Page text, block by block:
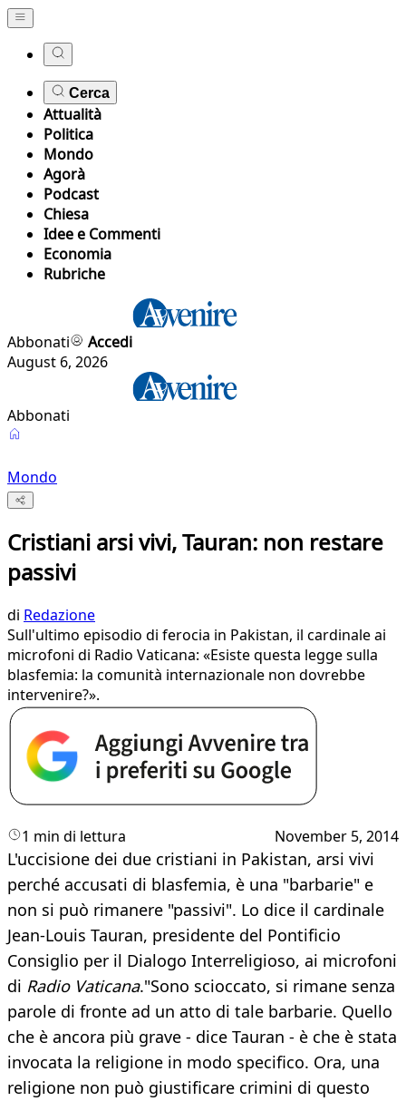
Cerca
Attualità
Politica
Mondo
Agorà
Podcast
Chiesa
Idee e Commenti
Economia
Rubriche
Abbonati
Accedi
August 6, 2026
Abbonati
Mondo
Cristiani arsi vivi, Tauran: non restare
passivi
di Redazione
Sull'ultimo episodio di ferocia in Pakistan, il cardinale ai
microfoni di Radio Vaticana: «Esiste questa legge sulla
blasfemia: la comunità internazionale non dovrebbe
intervenire?».
1 min di lettura November 5, 2014
L'uccisione dei due cristiani in Pakistan, arsi vivi
perché accusati di blasfemia, è una "barbarie" e
non si può rimanere "passivi". Lo dice il cardinale
Jean-Louis Tauran, presidente del Pontificio
Consiglio per il Dialogo Interreligioso, ai microfoni
di Radio Vaticana."Sono scioccato, si rimane senza
parole di fronte ad un atto di tale barbarie. Quello
che è ancora più grave - dice Tauran - è che è stata
invocata la religione in modo specifico. Ora, una
religione non può giustificare crimini di questo